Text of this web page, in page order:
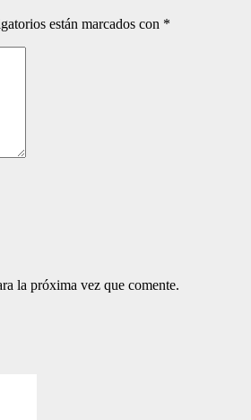
están marcados con *
la próxima vez que comente.